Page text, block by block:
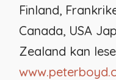
Finland,
Canada, USA
Zealand kan